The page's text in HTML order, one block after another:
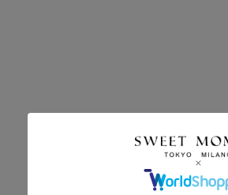
クーポンコードをコピーしました。